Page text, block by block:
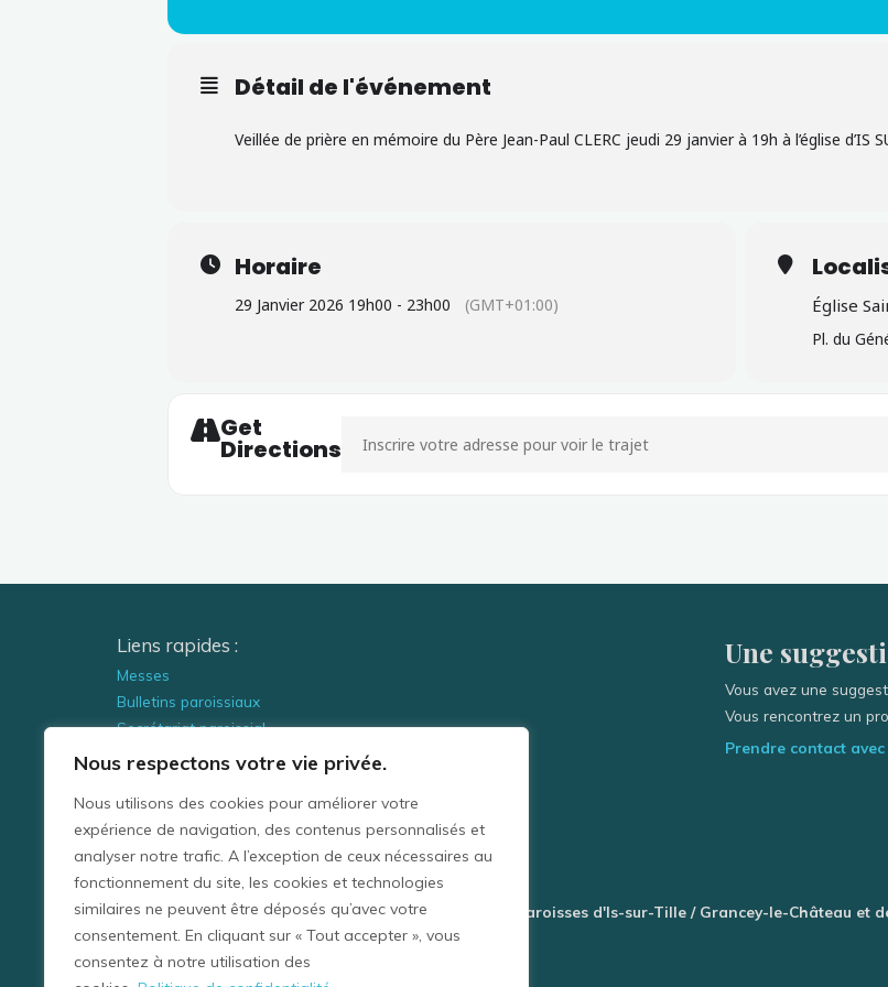
Nous respectons votre vie privée.
Nous utilisons des cookies pour améliorer votre
expérience de navigation, des contenus personnalisés et
analyser notre trafic. A l’exception de ceux nécessaires au
fonctionnement du site, les cookies et technologies
similaires ne peuvent être déposés qu’avec votre
consentement. En cliquant sur « Tout accepter », vous
consentez à notre utilisation des
Détail de l'événement
Veillée de prière en mémoire du Père Jean-Paul CLERC jeudi 29 janvier à 19h à l’église d’IS
Horaire
29 Janvier 2026 19h00 - 23h00 (GMT+01:00) Église
Pl. du
Get
Directions
Liens rapides :
Messes
Bulletins paroissiaux
Secrétariat paroissial
Politique de confidentialité
Informations légales
Une
Vous avez une
Vous rencontrez un
Prendre contact
© 2022 -https://paroisse-is.frest le site des Paroisses d'Is-sur-Tille / Grancey-le-Château et